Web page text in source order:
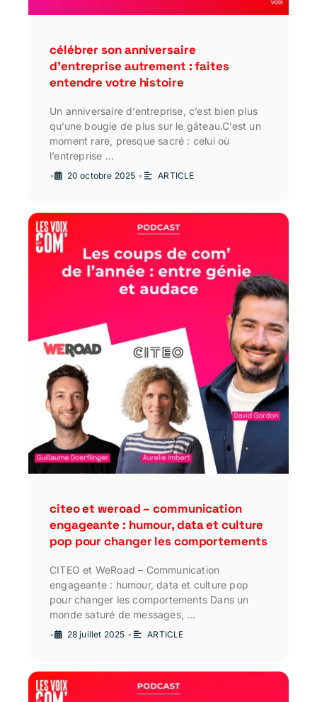
célébrer son anniversaire
d’entreprise autrement : faites
entendre votre histoire
Un anniversaire d’entreprise, c’est bien plus
qu’une bougie de plus sur le gâteau.C’est un
moment rare, presque sacré : celui où
l’entreprise …
• 20 octobre 2025 • ARTICLE
citeo et weroad – communication
engageante : humour, data et culture
pop pour changer les comportements
CITEO et WeRoad – Communication
engageante : humour, data et culture pop
pour changer les comportements Dans un
monde saturé de messages, …
• 28 juillet 2025 • ARTICLE